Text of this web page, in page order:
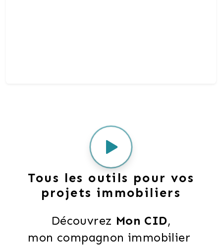
Tous les outils pour vos
projets immobiliers
Découvrez Mon CID,
mon compagnon immobilier